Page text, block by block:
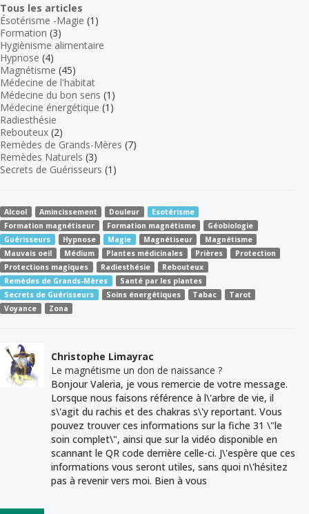
Tous les articles
Ésotérisme -Magie (1)
Formation (3)
Hygiènisme alimentaire
Hypnose (4)
Magnétisme (45)
Médecine de l'habitat
Médecine du bon sens (1)
Médecine énergétique (1)
Radiesthésie
Rebouteux (2)
Remèdes de Grands-Mères (7)
Remèdes Naturels (3)
Secrets de Guérisseurs (1)
Alcool Amincissement Douleur
Esotérisme
Formation magnétiseur
Formation magnétisme
Géobiologie
Guérisseurs
Hypnose Magie Magnétiseur
Magnétisme
Mauvais oeil
Médium Plantes médicinales Prières
Protection
Protections magiques
Radiesthésie
Rebouteux
Remèdes de Grands-Mères
Santé par les plantes
Secrets de Guérisseurs
Soins énergétiques Tabac
Tarot
Voyance
Zona
Christophe Limayrac
Le magnétisme un don de naissance ?
Bonjour Valeria, je vous remercie de votre message.
Lorsque nous faisons référence à l\'arbre de vie, il
s\'agit du rachis et des chakras s\'y reportant. Vous
pouvez trouver ces informations sur la fiche 31 \"le
soin complet\", ainsi que sur la vidéo disponible en
scannant le QR code derrière celle-ci. J\'espère que ces
informations vous seront utiles, sans quoi n\'hésitez
pas à revenir vers moi. Bien à vous